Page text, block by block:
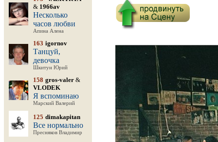
& 1966av
Несколько
часов любви
Апина Алена
163 igornov
Танцуй,
девочка
Шкитун Юрий
158 gros-valer &
VLODEK
Я вспоминаю
Марский Валерий
125 dimakapitan
Все нормально
Пресняков Владимир